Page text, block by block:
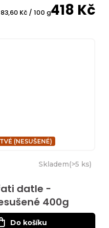
418 Kč
Měrná
83,60 Kč / 100 g
(NESUŠENÉ)
datle -
400g
Skladem(>5 ks)
Do košíku